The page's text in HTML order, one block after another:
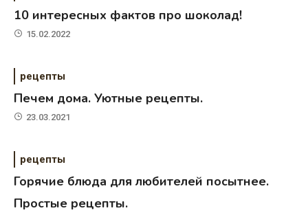
10 интересных фактов про шоколад!
15.02.2022
рецепты
Печем дома. Уютные рецепты.
23.03.2021
рецепты
Горячие блюда для любителей посытнее.
Простые рецепты.